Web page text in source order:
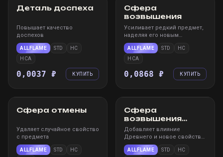
Деталь доспеха
Повышает качество
доспехов
ALLFLAME STD
HC
HCA
0,0037 ₽ КУПИТЬ
Сфера
возвышения
Усиливает редкий предмет,
наделяя его новым
случайным свойством
ALLFLAME STD
HC
HCA
0,0868 ₽ КУПИТЬ
Сфера отмены
Удаляет случайное свойство
с предмета
ALLFLAME STD
HC
Сфера
возвышения
Древнего
Добавляет влияние
Древнего и новое свойство
Древнего на редкий
предмет
ALLFLAME STD
HC